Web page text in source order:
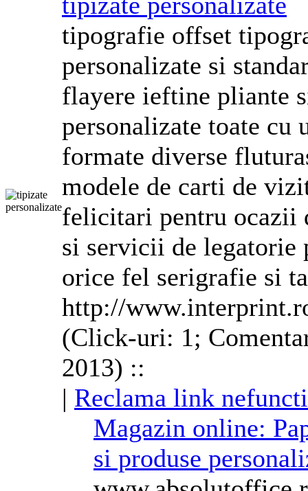
tipografie offset
personalizate si
flayere ieftine pliante
personalizate toate cu
formate diverse
modele de carti de
felicitari pentru ocazii
si servicii de legatorie
orice fel serigrafie si
http://
(Click-uri: 1;
2013) ::
| Reclama link
Magazin online:
si produse